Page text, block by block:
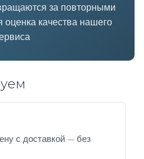
за повторными
качества нашего
с доставкой — без